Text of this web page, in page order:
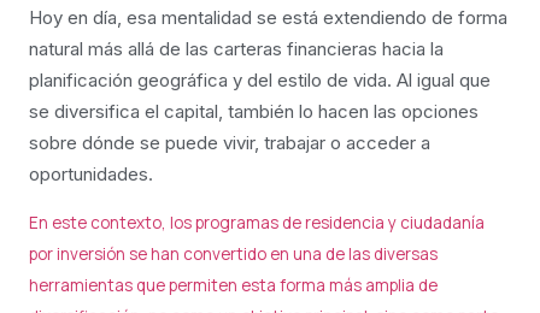
Hoy en día, esa mentalidad se está extendiendo de forma
natural más allá de las carteras financieras hacia la
planificación geográfica y del estilo de vida. Al igual que
se diversifica el capital, también lo hacen las opciones
sobre dónde se puede vivir, trabajar o acceder a
oportunidades.
En este contexto, los programas de residencia y ciudadanía
por inversión se han convertido en una de las diversas
herramientas que permiten esta forma más amplia de